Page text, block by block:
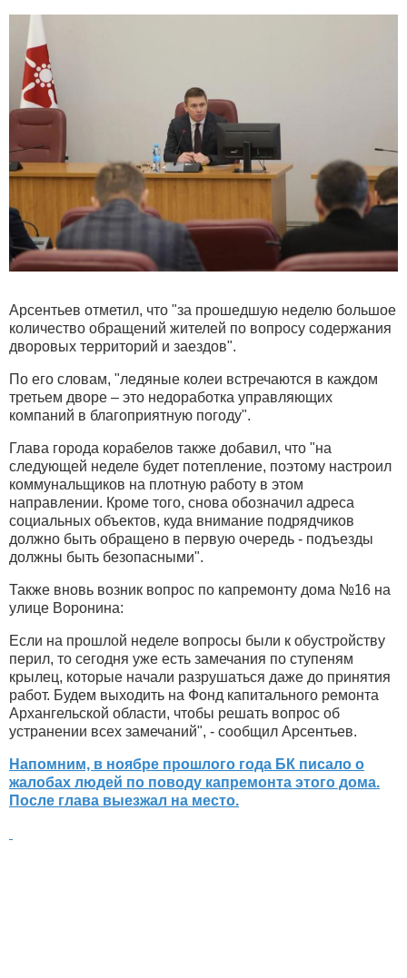
Арсентьев отметил, что "за прошедшую неделю большое
количество обращений жителей по вопросу содержания
дворовых территорий и заездов".
По его словам, "ледяные колеи встречаются в каждом
третьем дворе – это недоработка управляющих
компаний в благоприятную погоду".
Глава города корабелов также добавил, что "на
следующей неделе будет потепление, поэтому настроил
коммунальщиков на плотную работу в этом
направлении. Кроме того, снова обозначил адреса
социальных объектов, куда внимание подрядчиков
должно быть обращено в первую очередь - подъезды
должны быть безопасными".
Также вновь возник вопрос по капремонту дома №16 на
улице Воронина:
Если на прошлой неделе вопросы были к обустройству
перил, то сегодня уже есть замечания по ступеням
крылец, которые начали разрушаться даже до принятия
работ. Будем выходить на Фонд капитального ремонта
Архангельской области, чтобы решать вопрос об
устранении всех замечаний", - сообщил Арсентьев.
Напомним, в ноябре прошлого года БК писало о
жалобах людей по поводу капремонта этого дома.
После глава выезжал на место.